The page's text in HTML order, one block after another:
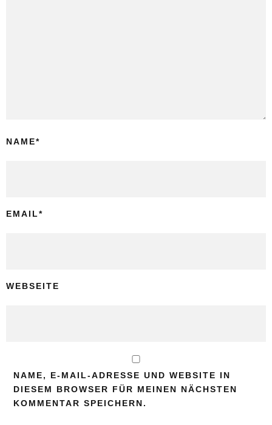
NAME*
EMAIL*
WEBSEITE
NAME, E-MAIL-ADRESSE UND WEBSITE IN
DIESEM BROWSER FÜR MEINEN NÄCHSTEN
KOMMENTAR SPEICHERN.